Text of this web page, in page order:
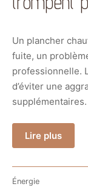
Un plancher
fuite, un
professionnelle.
d’éviter une
Lire plus
Énergie